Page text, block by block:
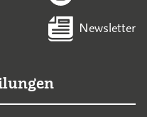
Newsletter